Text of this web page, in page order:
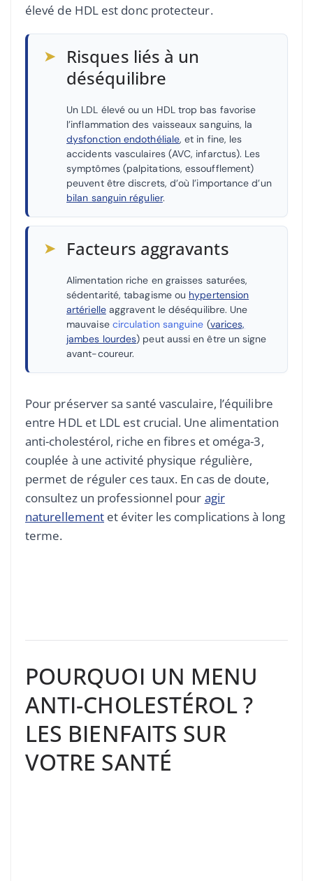
élevé de HDL est donc protecteur.
➤ Risques liés à un
déséquilibre
Un LDL élevé ou un HDL trop bas favorise
l’inflammation des vaisseaux sanguins, la
dysfonction endothéliale, et in fine, les
accidents vasculaires (AVC, infarctus). Les
symptômes (palpitations, essoufflement)
peuvent être discrets, d’où l’importance d’un
bilan sanguin régulier.
➤ Facteurs aggravants
Alimentation riche en graisses saturées,
sédentarité, tabagisme ou hypertension
artérielleaggravent le déséquilibre. Une
mauvaise circulation sanguine (varices,
jambes lourdes) peut aussi en être un signe
avant-coureur.
Pour préserver sa santé vasculaire, l’équilibre
entre HDL et LDL est crucial. Une alimentation
anti-cholestérol, riche en fibres et oméga-3,
couplée à une activité physique régulière,
permet de réguler ces taux. En cas de doute,
consultez un professionnel pour agir
naturellement et éviter les complications à long
terme.
POURQUOI UN MENU
ANTI-CHOLESTÉROL ?
LES BIENFAITS SUR
VOTRE SANTÉ